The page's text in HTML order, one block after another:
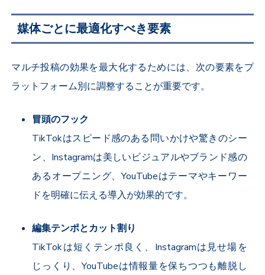
媒体ごとに最適化すべき要素
マルチ投稿の効果を最大化するためには、次の要素をプ
ラットフォーム別に調整することが重要です。
冒頭のフック
TikTokはスピード感のある問いかけや驚きのシー
ン、 Instagramは美しいビジュアルやブランド感の
あるオープニング、YouTubeはテーマやキーワー
ドを明確に伝える導入が効果的です。
編集テンポとカット割り
TikTokは短くテンポ良く、 Instagramは見せ場を
じっくり、YouTubeは情報量を保ちつつも離脱し